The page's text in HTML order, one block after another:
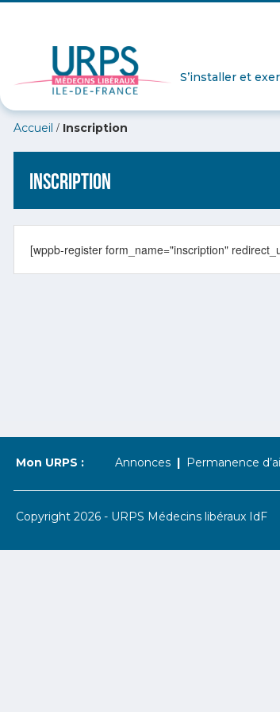
S’installer et
Accueil / Inscription
Inscription
[wppb-register form_name="inscription"
Mon URPS : Annonces Permanence
Copyright 2026 - URPS Médecins libéraux IdF